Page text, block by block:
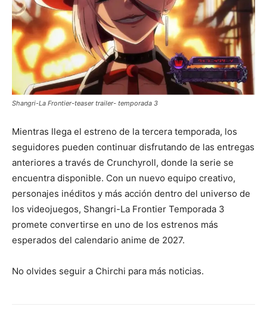
Shangri-La Frontier-teaser trailer- temporada 3
Mientras llega el estreno de la tercera temporada, los
seguidores pueden continuar disfrutando de las entregas
anteriores a través de Crunchyroll, donde la serie se
encuentra disponible. Con un nuevo equipo creativo,
personajes inéditos y más acción dentro del universo de
los videojuegos, Shangri-La Frontier Temporada 3
promete convertirse en uno de los estrenos más
esperados del calendario anime de 2027.
No olvides seguir a Chirchi para más noticias.